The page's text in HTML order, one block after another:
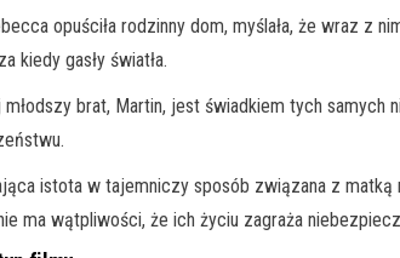
opuściła rodzinny dom, myślała, że wraz z
kiedy gasły światła.
brat, Martin, jest świadkiem tych samych
istota w tajemniczy sposób związana z
ma wątpliwości, że ich życiu zagraża